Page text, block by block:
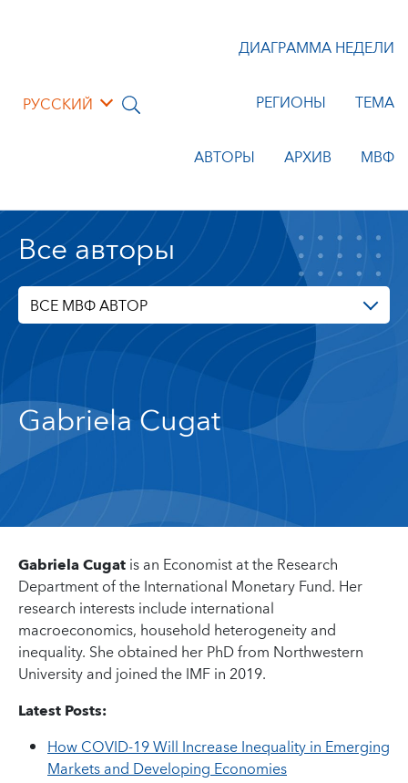
РУССКИЙ
ДИАГРАММА НЕДЕЛИ
РЕГИОНЫ ТЕМА
АВТОРЫ АРХИВ МВФ
Все авторы
ВСЕ МВФ АВТОР
Gabriela Cugat
Gabriela Cugatis an Economist at the Research
Department of the International Monetary Fund. Her
research interests include international
macroeconomics, household heterogeneity and
inequality. She obtained her PhD from Northwestern
University and joined the IMF in 2019.
Latest Posts:
How COVID-19 Will Increase Inequality in Emerging
Markets and Developing Economies